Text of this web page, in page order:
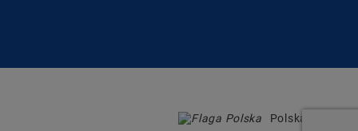
Polska